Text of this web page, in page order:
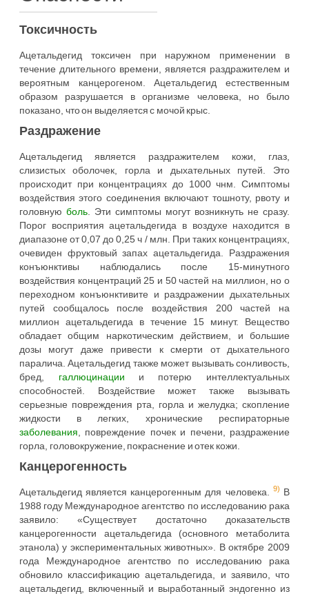
Токсичность
Ацетальдегид токсичен при наружном применении в
течение длительного времени, является раздражителем и
вероятным канцерогеном. Ацетальдегид естественным
образом разрушается в организме человека, но было
показано, что он выделяется с мочой крыс.
Раздражение
Ацетальдегид является раздражителем кожи, глаз,
слизистых оболочек, горла и дыхательных путей. Это
происходит при концентрациях до 1000 чнм. Симптомы
воздействия этого соединения включают тошноту, рвоту и
головную боль . Эти симптомы могут возникнуть не сразу.
Порог восприятия ацетальдегида в воздухе находится в
диапазоне от 0,07 до 0,25 ч / млн. При таких концентрациях,
очевиден фруктовый запах ацетальдегида. Раздражения
конъюнктивы наблюдались после 15-минутного
воздействия концентраций 25 и 50 частей на миллион, но о
переходном конъюнктивите и раздражении дыхательных
путей сообщалось после воздействия 200 частей на
миллион ацетальдегида в течение 15 минут. Вещество
обладает общим наркотическим действием, и большие
дозы могут даже привести к смерти от дыхательного
паралича. Ацетальдегид также может вызывать сонливость,
бред, галлюцинации и потерю интеллектуальных
способностей. Воздействие может также вызывать
серьезные повреждения рта, горла и желудка; скопление
жидкости в легких, хронические респираторные
заболевания , повреждение почек и печени, раздражение
горла, головокружение, покраснение и отек кожи.
Канцерогенность
Ацетальдегид является канцерогенным для человека. 9) В
1988 году Международное агентство по исследованию рака
заявило: «Существует достаточно доказательств
канцерогенности ацетальдегида (основного метаболита
этанола) у экспериментальных животных». В октябре 2009
года Международное агентство по исследованию рака
обновило классификацию ацетальдегида, и заявило, что
ацетальдегид, включенный и выработанный эндогенно из